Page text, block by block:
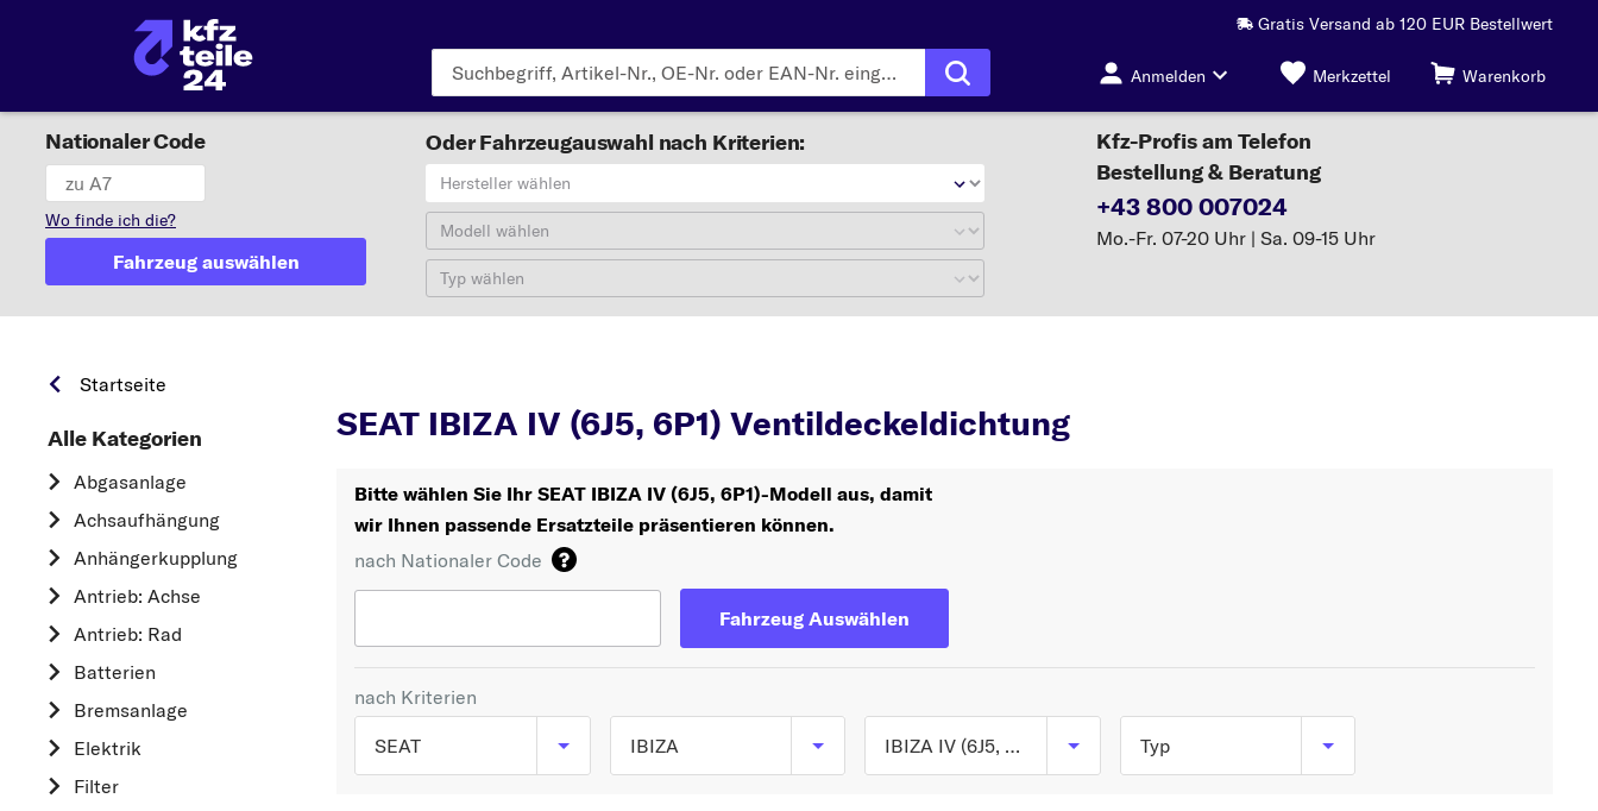
Gratis Versand ab 120 EUR Bestellwert
Anmelden Merkzettel Warenkorb
Nationaler Code
Wo finde ich die?
Fahrzeug auswählen
Oder Fahrzeugauswahl nach Kriterien:
Hersteller wählen
Modell wählen
Typ wählen
Kfz-Profis am Telefon
Bestellung & Beratung
+43 800 007024
Mo.-Fr. 07-20 Uhr | Sa. 09-15 Uhr
Startseite
Alle Kategorien
Abgasanlage
Achsaufhängung
Anhängerkupplung
Antrieb: Achse
Antrieb: Rad
Batterien
Bremsanlage
Elektrik
Filter
SEAT IBIZA IV (6J5, 6P1) Ventildeckeldichtung
Bitte wählen Sie Ihr SEAT IBIZA IV (6J5, 6P1)-Modell aus, damit
wir Ihnen passende Ersatzteile präsentieren können.
nach Nationaler Code
Fahrzeug Auswählen
nach Kriterien
SEAT IBIZA IBIZA IV (6J5, 6P1) ab 03/2008 Typ